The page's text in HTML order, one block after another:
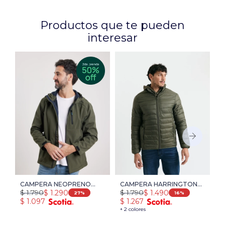
Productos que te pueden
interesar
CAMPERA NEOPRENO
NAVIGATOR - VERDE
$ 1.290
$ 1.790 27
$ 1.097
CAMPERA HARRINGTON
URBAN - VERDE
+ 2 colores
$ 1.490
$ 1.790 16
$ 1.267